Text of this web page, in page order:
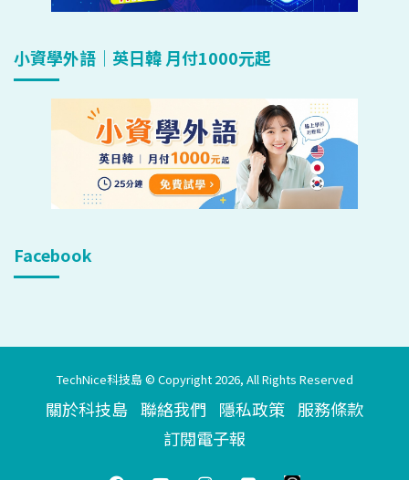
小資學外語｜英日韓 月付1000元起
Facebook
TechNice科技島 © Copyright 2026, All Rights Reserved
關於科技島 聯絡我們 隱私政策 服務條款
訂閱電子報